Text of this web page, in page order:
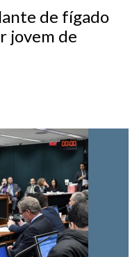
de fígado
jovem de